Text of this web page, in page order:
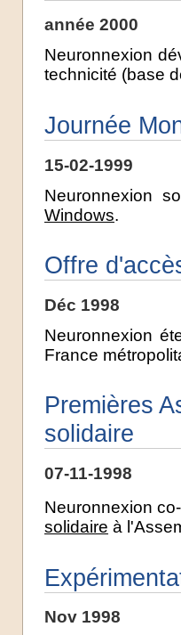
année 2000
Neuronnexion
technicité (base
Journée
15-02-1999
Neuronnexion
Windows.
Offre
Déc 1998
Neuronnexion
France
Premières
solidaire
07-11-1998
Neuronnexion
solidaire à
Nov 1998